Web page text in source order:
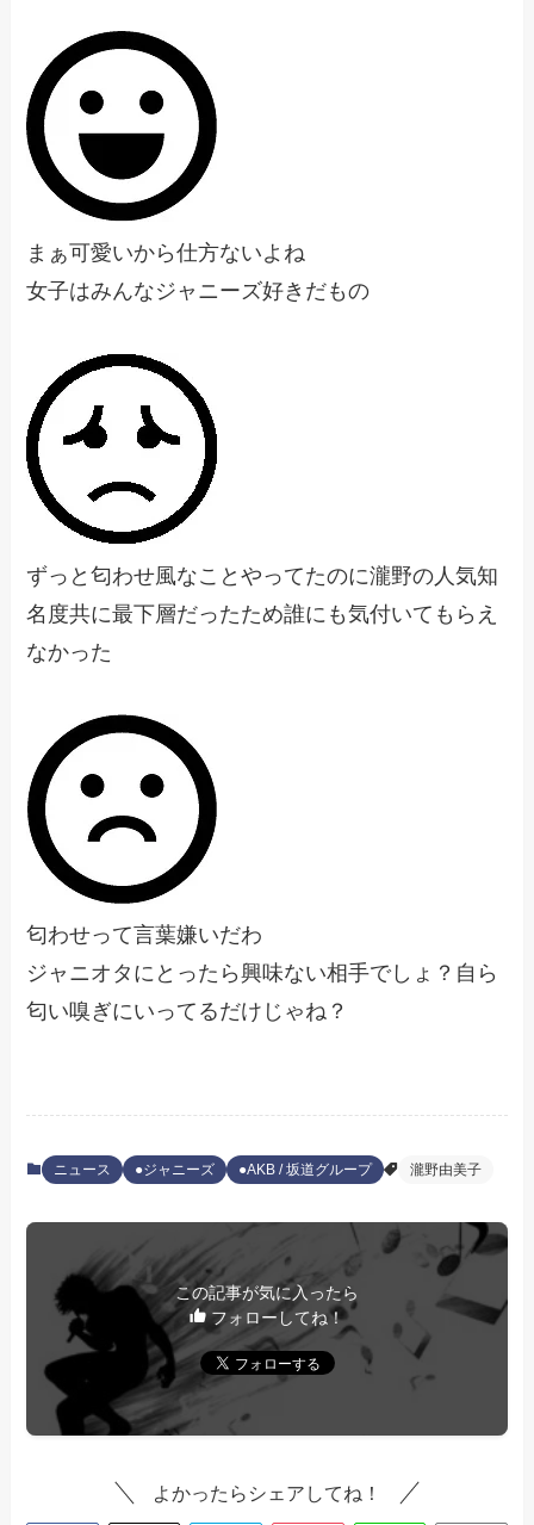
まぁ可愛いから仕方ないよね
女子はみんなジャニーズ好きだもの
ずっと匂わせ風なことやってたのに瀧野の人気知
名度共に最下層だったため誰にも気付いてもらえ
なかった
匂わせって言葉嫌いだわ
ジャニオタにとったら興味ない相手でしょ？自ら
匂い嗅ぎにいってるだけじゃね？
ニュース ●ジャニーズ ●AKB / 坂道グループ 瀧野由美子
この記事が気に入ったら
フォローしてね！
よかったらシェアしてね！